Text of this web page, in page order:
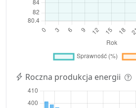
Roczna produkcja energii